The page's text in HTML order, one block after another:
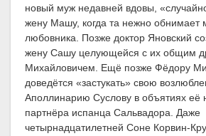
новый муж недавней вдовы,
жену Машу, когда та нежно обнимает
любовника. Позже доктор Яновский
жену Сашу целующейся с их общим
Михайловичем. Ещё позже Фёдору
доведётся «застукать» свою
Аполлинарию Суслову в объятиях её
партнёра испанца Сальвадора. Даже
четырнадцатилетней Соне Корвин-